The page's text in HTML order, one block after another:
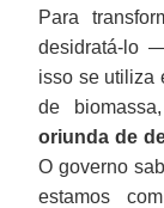
Para
desidratá-lo
isso se utiliza
de
oriunda de
O governo
estamos